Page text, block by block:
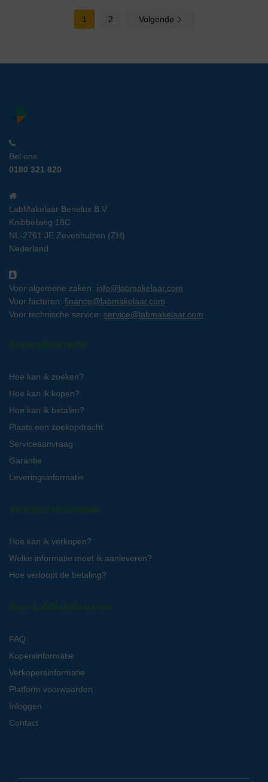
1 2 Volgende
Bel ons
0180 321 820
LabMakelaar Benelux B.V.
Knibbelweg 18C
NL-2761 JE Zevenhuizen (ZH)
Nederland
Voor algemene zaken: info@labmakelaar.com
Voor facturen: finance@labmakelaar.com
Voor technische service: service@labmakelaar.com
Kopersinformatie
Hoe kan ik zoeken?
Hoe kan ik kopen?
Hoe kan ik betalen?
Plaats een zoekopdracht
Serviceaanvraag
Garantie
Leveringsinformatie
Verkopersinformatie
Hoe kan ik verkopen?
Welke informatie moet ik aanleveren?
Hoe verloopt de betaling?
Over LabMakelaar.com
FAQ
Kopersinformatie
Verkopersinformatie
Platform voorwaarden
Inloggen
Contact